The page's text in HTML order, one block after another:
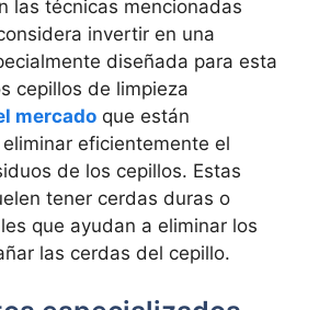
las técnicas mencionadas
invertir en una
diseñada para esta
cepillos de limpieza
mercado que están
eficientemente el
de los cepillos. Estas
tener cerdas duras o
que ayudan a eliminar los
las cerdas del cepillo.